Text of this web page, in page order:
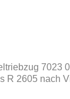
7023
R 2605 nach